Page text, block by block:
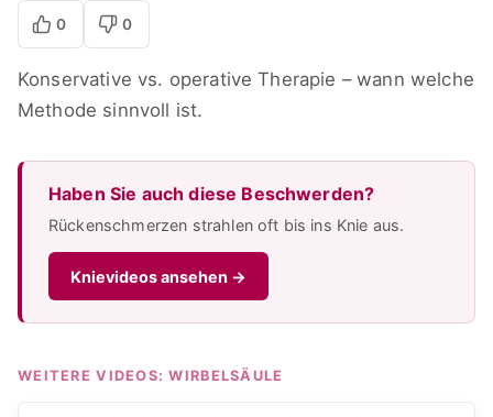
0 0
Konservative vs. operative Therapie – wann welche
Methode sinnvoll ist.
Haben Sie auch diese Beschwerden?
Rückenschmerzen strahlen oft bis ins Knie aus.
Knievideos ansehen →
WEITERE VIDEOS:WIRBELSÄULE